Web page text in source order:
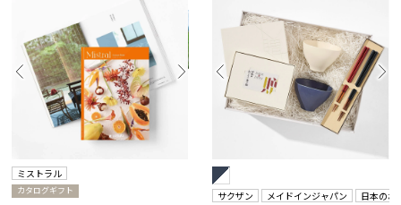
ミストラル
カタログギフト サクザン メイドインジャパン 日本のお